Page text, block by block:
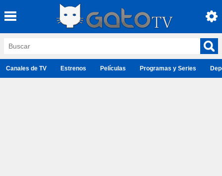
Canales de TV Estrenos Películas Programas y Series